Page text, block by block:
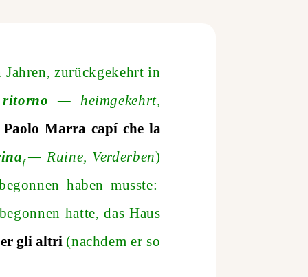
Jahren, zurückgekehrt in
— heimgekehrt,
Paolo Marra capí che la
f — Ruine, Verderben)
haben musste:
hatte, das Haus
gli altri (nachdem er so